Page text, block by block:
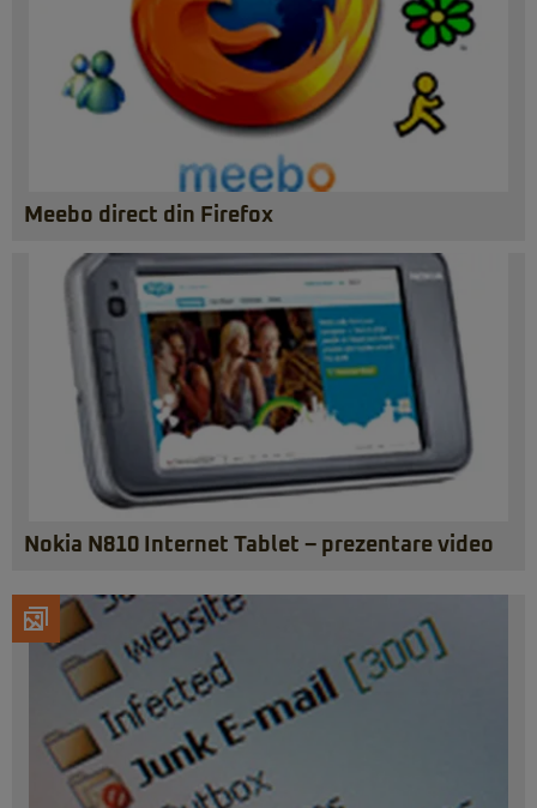
Meebo direct din Firefox
Nokia N810 Internet Tablet – prezentare video